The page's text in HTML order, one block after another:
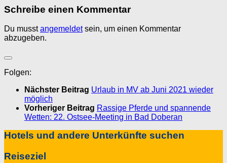
Schreibe einen Kommentar
Du musstangemeldetsein, um einen Kommentar
abzugeben.
Folgen:
Nächster Beitrag Urlaub in MV ab Juni 2021 wieder
möglich
Vorheriger Beitrag Rassige Pferde und spannende
Wetten: 22. Ostsee-Meeting in Bad Doberan
Hotels und andere Unterkünfte suchen
Reiseziel